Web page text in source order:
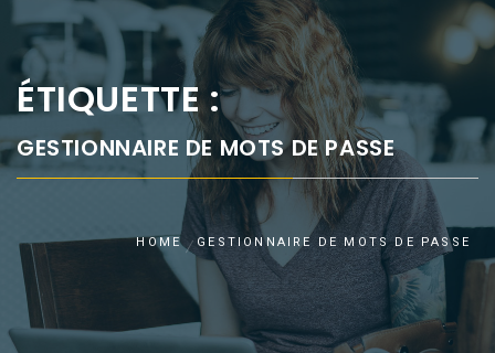
ÉTIQUETTE :
GESTIONNAIRE DE MOTS DE PASSE
HOME GESTIONNAIRE DE MOTS DE PASSE